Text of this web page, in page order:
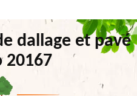
dallage et pavé
20167